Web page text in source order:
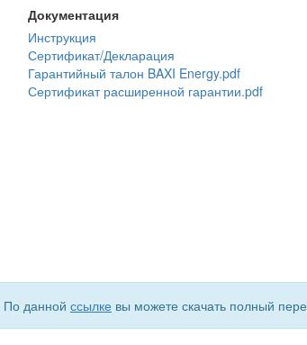
Документация
Инструкция
Сертификат/Декларация
Гарантийный талон BAXI Energy.pdf
Сертификат расширенной гарантии.pdf
По данной ссылке вы можете скачать полный